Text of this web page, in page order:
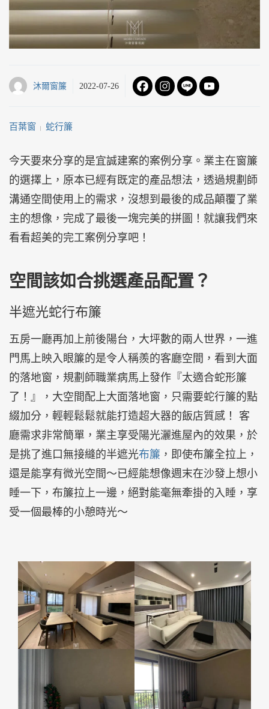
沐爾窗簾 2022-07-26
百葉窗 蛇行簾
今天要來分享的是宜誠建案的案例分享。業主在窗簾
的選擇上，原本已經有既定的產品想法，透過規劃師
溝通空間使用上的需求，沒想到最後的成品顛覆了業
主的想像，完成了最後一塊完美的拼圖！就讓我們來
看看超美的完工案例分享吧！
空間該如合挑選產品配置？
半遮光蛇行布簾
五房一廳再加上前後陽台，大坪數的兩人世界，一進
門馬上映入眼簾的是令人稱羨的客廳空間，看到大面
的落地窗，規劃師職業病馬上發作『太適合蛇形簾
了！』，大空間配上大面落地窗，只需要蛇行簾的點
綴加分，輕輕鬆鬆就能打造超大器的飯店質感！ 客
廳需求非常簡單，業主享受陽光灑進屋內的效果，於
是挑了進口無接縫的半遮光布簾 ，即使布簾全拉上，
還是能享有微光空間～已經能想像週末在沙發上想小
睡一下，布簾拉上一邊，絕對能毫無牽掛的入睡，享
受一個最棒的小憩時光～